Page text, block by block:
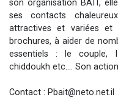
30
Il
12
son organisation BAIT,
ses contacts
attractives et variées
brochures, à aider de
essentiels : le couple,
chiddoukh etc…. Son
Contact : Pbait@neto.net.il